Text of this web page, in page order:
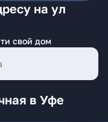
на ул
свой дом
в Уфе